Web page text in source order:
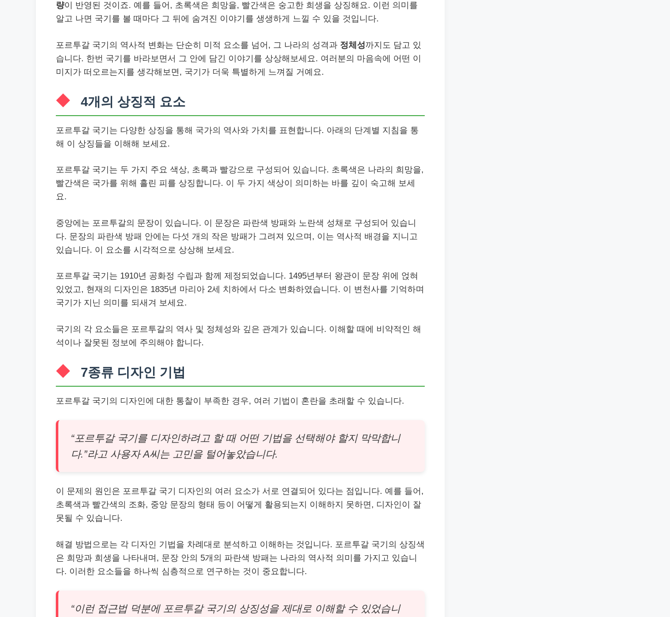
량이 반영된 것이죠. 예를 들어, 초록색은 희망을, 빨간색은 숭고한 희생을 상징해요. 이런 의미를
알고 나면 국기를 볼 때마다 그 뒤에 숨겨진 이야기를 생생하게 느낄 수 있을 것입니다.
포르투갈 국기의 역사적 변화는 단순히 미적 요소를 넘어, 그 나라의 성격과 정체성까지도 담고 있
습니다. 한번 국기를 바라보면서 그 안에 담긴 이야기를 상상해보세요. 여러분의 마음속에 어떤 이
미지가 떠오르는지를 생각해보면, 국기가 더욱 특별하게 느껴질 거예요.
4개의 상징적 요소
포르투갈 국기는 다양한 상징을 통해 국가의 역사와 가치를 표현합니다. 아래의 단계별 지침을 통
해 이 상징들을 이해해 보세요.
포르투갈 국기는 두 가지 주요 색상, 초록과 빨강으로 구성되어 있습니다. 초록색은 나라의 희망을,
빨간색은 국가를 위해 흘린 피를 상징합니다. 이 두 가지 색상이 의미하는 바를 깊이 숙고해 보세
요.
중앙에는 포르투갈의 문장이 있습니다. 이 문장은 파란색 방패와 노란색 성채로 구성되어 있습니
다. 문장의 파란색 방패 안에는 다섯 개의 작은 방패가 그려져 있으며, 이는 역사적 배경을 지니고
있습니다. 이 요소를 시각적으로 상상해 보세요.
포르투갈 국기는 1910년 공화정 수립과 함께 제정되었습니다. 1495년부터 왕관이 문장 위에 얹혀
있었고, 현재의 디자인은 1835년 마리아 2세 치하에서 다소 변화하였습니다. 이 변천사를 기억하며
국기가 지닌 의미를 되새겨 보세요.
국기의 각 요소들은 포르투갈의 역사 및 정체성와 깊은 관계가 있습니다. 이해할 때에 비약적인 해
석이나 잘못된 정보에 주의해야 합니다.
7종류 디자인 기법
포르투갈 국기의 디자인에 대한 통찰이 부족한 경우, 여러 기법이 혼란을 초래할 수 있습니다.
“포르투갈 국기를 디자인하려고 할 때 어떤 기법을 선택해야 할지 막막합니
다.”라고 사용자 A씨는 고민을 털어놓았습니다.
이 문제의 원인은 포르투갈 국기 디자인의 여러 요소가 서로 연결되어 있다는 점입니다. 예를 들어,
초록색과 빨간색의 조화, 중앙 문장의 형태 등이 어떻게 활용되는지 이해하지 못하면, 디자인이 잘
못될 수 있습니다.
해결 방법으로는 각 디자인 기법을 차례대로 분석하고 이해하는 것입니다. 포르투갈 국기의 상징색
은 희망과 희생을 나타내며, 문장 안의 5개의 파란색 방패는 나라의 역사적 의미를 가지고 있습니
다. 이러한 요소들을 하나씩 심층적으로 연구하는 것이 중요합니다.
“이런 접근법 덕분에 포르투갈 국기의 상징성을 제대로 이해할 수 있었습니